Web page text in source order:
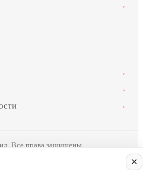
›
›
›
›
Все права защищены.
×